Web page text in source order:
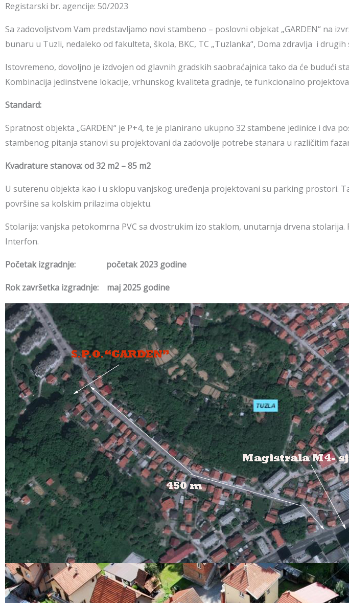
Registarski br. agencije: 50/2023
Sa zadovoljstvom Vam predstavljamo novi stambeno – poslovni objekat „GARDEN“ na
bunaru u Tuzli, nedaleko od fakulteta, škola, BKC, TC „Tuzlanka“, Doma zdravlja i drugih
Istovremeno, dovoljno je izdvojen od glavnih gradskih saobraćajnica tako da će budući
Kombinacija jedinstvene lokacije, vrhunskog kvaliteta gradnje, te funkcionalno
Standard:
Spratnost objekta „GARDEN“ je P+4, te je planirano ukupno 32 stambene jedinice i dva
stambenog pitanja stanovi su projektovani da zadovolje potrebe stanara u različitim
Kvadrature stanova: od 32 m2 – 85 m2
U suterenu objekta kao i u sklopu vanjskog uređenja projektovani su parking prostori.
površine sa kolskim prilazima objektu.
Stolarija: vanjska petokomrna PVC sa dvostrukim izo staklom, unutarnja drvena
Interfon.
Početak izgradnje: početak 2023 godine
Rok završetka izgradnje: maj 2025 godine